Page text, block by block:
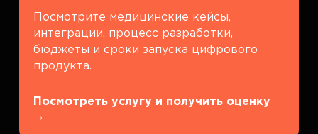
Посмотрите медицинские кейсы,
интеграции, процесс разработки,
бюджеты и сроки запуска цифрового
продукта.
Посмотреть услугу и получить оценку
→